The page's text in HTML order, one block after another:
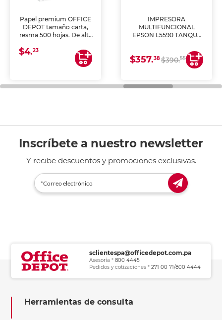
Papel premium OFFICE
DEPOT tamaño carta,
resma 500 hojas. De alta
uniforme, ideal para
impresoras de inyección
de tinta y láser,
general de oficina.
$4.23
IMPRESORA
MULTIFUNCIONAL
EPSON L5590 TANQUE
COPIA Y ESCANEA)
$357.38$390.55
Inscríbete a nuestro newsletter
Y recibe descuentos y promociones exclusivas.
sclientespa@officedepot.com.pa
Asesoría * 800 4445
Pedidos y cotizaciones * 271 00 71/800 4444
Herramientas de consulta